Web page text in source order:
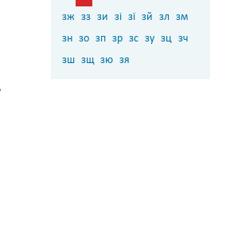
зж зз зи зі зї зй зл зм
зн зо зп зр зс зу зц зч
зш зщ зю зя